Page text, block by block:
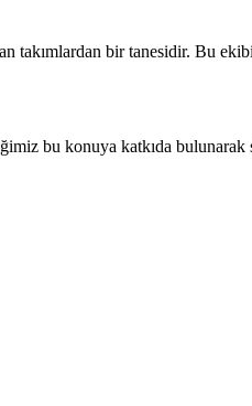
takımlardan bir tanesidir. Bu
bu konuya katkıda